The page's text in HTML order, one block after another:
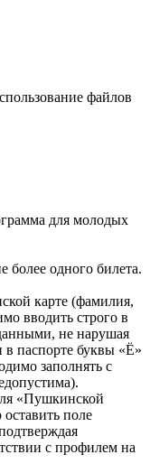
файлов
для молодых
более одного билета.
карте (фамилия,
вводить строго в
не нарушая
паспорте буквы «Ё»
заполнять с
«Пушкинской
поле
с профилем на